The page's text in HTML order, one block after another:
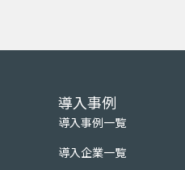
導入事例
導入事例一覧
導入企業一覧